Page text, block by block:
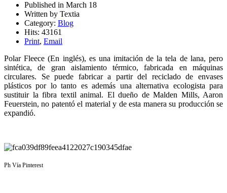
Published in March 18
Written by Textia
Category: Blog
Hits: 43161
Print, Email
Polar Fleece (En inglés), es una imitación de la tela de lana, pero
sintética, de gran aislamiento térmico, fabricada en máquinas
circulares. Se puede fabricar a partir del reciclado de envases
plásticos por lo tanto es además una alternativa ecologista para
sustituir la fibra textil animal. El dueño de Malden Mills, Aaron
Feuerstein, no patentó el material y de esta manera su producción se
expandió.
Ph Vía Pinterest